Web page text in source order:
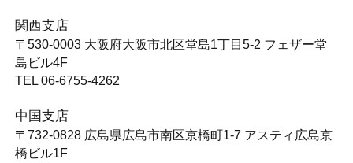
関西支店
〒530-0003大阪府大阪市北区堂島1丁目5-2 フェザー堂
島ビル4F
TEL 06-6755-4262
中国支店
〒732-0828広島県広島市南区京橋町1-7 アスティ広島京
橋ビル1F